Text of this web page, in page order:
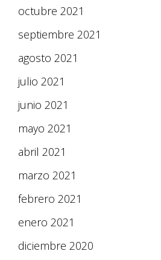
octubre 2021
septiembre 2021
agosto 2021
julio 2021
junio 2021
mayo 2021
abril 2021
marzo 2021
febrero 2021
enero 2021
diciembre 2020